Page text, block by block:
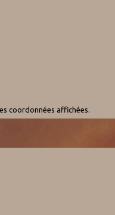
coordonnées affichées.